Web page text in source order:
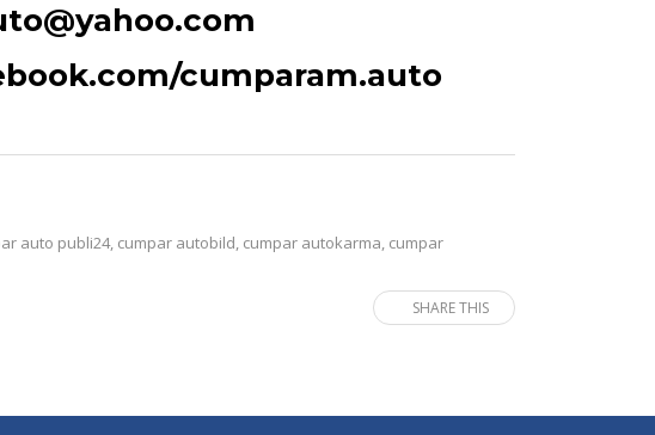
cumparam.auto
auto publi24, cumpar autobild, cumpar autokarma, cumpar
SHARE THIS